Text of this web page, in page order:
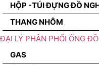
HỘP -TÚI ĐỰNG ĐỒ
THANG NHÔM
ĐẠI LÝ PHÂN PHỐI ỐNG
GAS